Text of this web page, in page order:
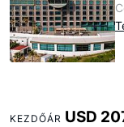
KEZDŐÁR USD